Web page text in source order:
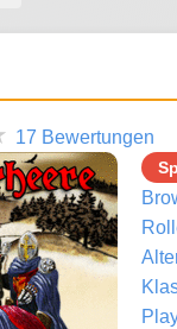
17 Bewertungen